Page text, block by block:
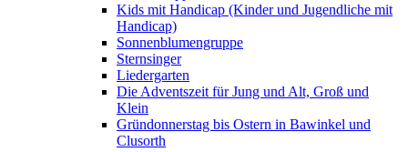
Kids mit Handicap (Kinder und Jugendliche mit
Handicap)
Sonnenblumengruppe
Sternsinger
Liedergarten
Die Adventszeit für Jung und Alt, Groß und
Klein
Gründonnerstag bis Ostern in Bawinkel und
Clusorth